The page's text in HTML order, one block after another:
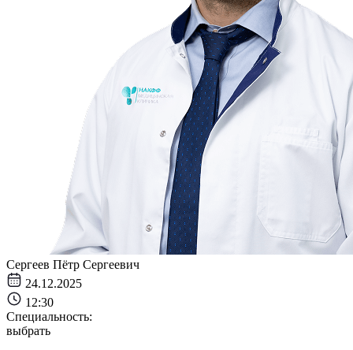
Сергеев Пётр Сергеевич
24.12.2025
12:30
Специальность:
выбрать